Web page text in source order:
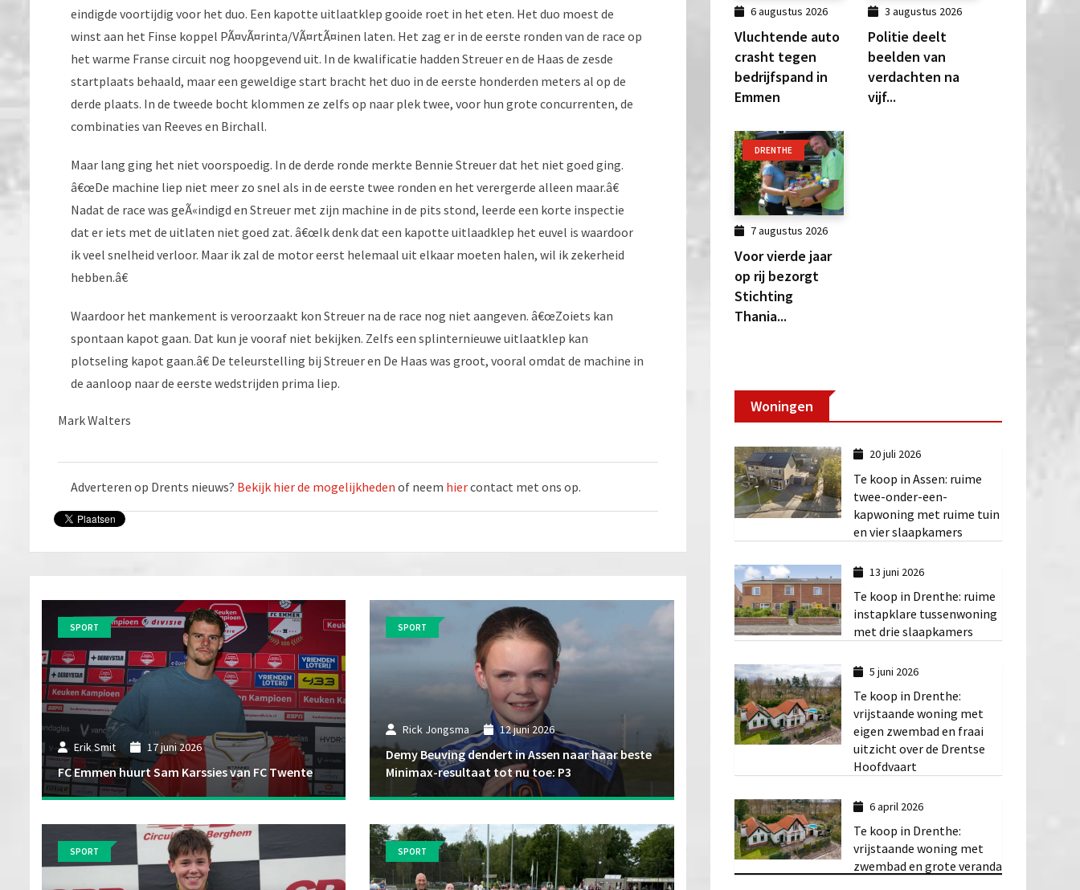
eindigde voortijdig voor het duo. Een kapotte uitlaatklep gooide roet in het eten. Het duo moest de
winst aan het Finse koppel PÃ¤vÃ¤rinta/VÃ¤rtÃ¤inen laten. Het zag er in de eerste ronden van de race op
het warme Franse circuit nog hoopgevend uit. In de kwalificatie hadden Streuer en de Haas de zesde
startplaats behaald, maar een geweldige start bracht het duo in de eerste honderden meters al op de
derde plaats. In de tweede bocht klommen ze zelfs op naar plek twee, voor hun grote concurrenten, de
combinaties van Reeves en Birchall.
Maar lang ging het niet voorspoedig. In de derde ronde merkte Bennie Streuer dat het niet goed ging.
â€œDe machine liep niet meer zo snel als in de eerste twee ronden en het verergerde alleen maar.â€
Nadat de race was geÃ«indigd en Streuer met zijn machine in de pits stond, leerde een korte inspectie
dat er iets met de uitlaten niet goed zat. â€œIk denk dat een kapotte uitlaadklep het euvel is waardoor
ik veel snelheid verloor. Maar ik zal de motor eerst helemaal uit elkaar moeten halen, wil ik zekerheid
hebben.â€
Waardoor het mankement is veroorzaakt kon Streuer na de race nog niet aangeven. â€œZoiets kan
spontaan kapot gaan. Dat kun je vooraf niet bekijken. Zelfs een splinternieuwe uitlaatklep kan
plotseling kapot gaan.â€ De teleurstelling bij Streuer en De Haas was groot, vooral omdat de machine in
de aanloop naar de eerste wedstrijden prima liep.
Mark Walters
Adverteren op Drents nieuws? Bekijk hier de mogelijkheden of neem hiercontact met ons op.
Erik Smit 17 juni 2026
FC Emmen huurt Sam Karssies van FC Twente
SPORT
Rick Jongsma 12 juni 2026
Demy Beuving dendert in Assen naar haar beste
Minimax-resultaat tot nu toe: P3
SPORT
SPORT SPORT
6 augustus 2026
Vluchtende auto
crasht tegen
bedrijfspand in
Emmen
3 augustus 2026
Politie deelt
beelden van
verdachten na
vijf...
DRENTHE
7 augustus 2026
Voor vierde jaar
op rij bezorgt
Stichting
Thania...
Woningen
20 juli 2026
Te koop in Assen: ruime
twee-onder-een-
kapwoning met ruime tuin
en vier slaapkamers
13 juni 2026
Te koop in Drenthe: ruime
instapklare tussenwoning
met drie slaapkamers
5 juni 2026
Te koop in Drenthe:
vrijstaande woning met
eigen zwembad en fraai
uitzicht over de Drentse
Hoofdvaart
6 april 2026
Te koop in Drenthe:
vrijstaande woning met
zwembad en grote veranda